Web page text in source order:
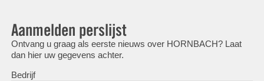
Aanmelden perslijst
Ontvang u graag als eerste nieuws over HORNBACH? Laat
dan hier uw gegevens achter.
Bedrijf